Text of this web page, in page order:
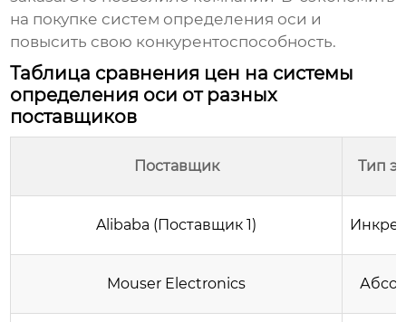
на покупке систем определения оси и
повысить свою конкурентоспособность.
Таблица сравнения цен на системы
определения оси от разных
поставщиков
Поставщик Тип
Alibaba (Поставщик 1)
Mouser Electronics